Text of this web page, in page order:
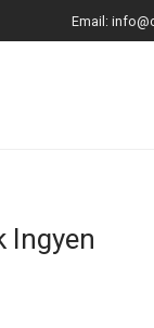
Email:
Ingyen